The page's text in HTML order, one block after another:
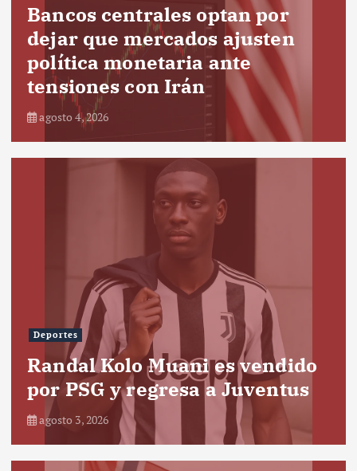
Bancos centrales optan por
dejar que mercados ajusten
política monetaria ante
tensiones con Irán
agosto 4, 2026
Deportes
Randal Kolo Muani es vendido
por PSG y regresa a Juventus
agosto 3, 2026